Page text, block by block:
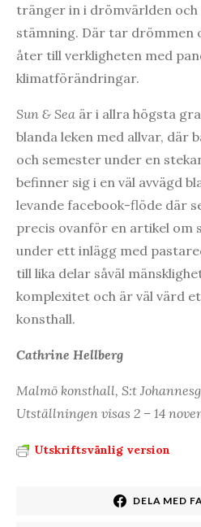
tränger in i drömvärlden
stämning. Där tar drömmen
åter till verkligheten med
klimatförändringar.
Sun & Sea är i allra högsta
blanda leken med allvar, där
och semester under en
befinner sig i en väl avvägd
levande facebook-flöde där
precis ovanför en artikel om
under ett inlägg med
till lika delar såväl
komplexitet och är väl värd
konsthall.
Cathrine Hellberg
Malmö konsthall, S:t
Utställningen visas 2 – 14
Utskriftsvänlig version
DELA MED